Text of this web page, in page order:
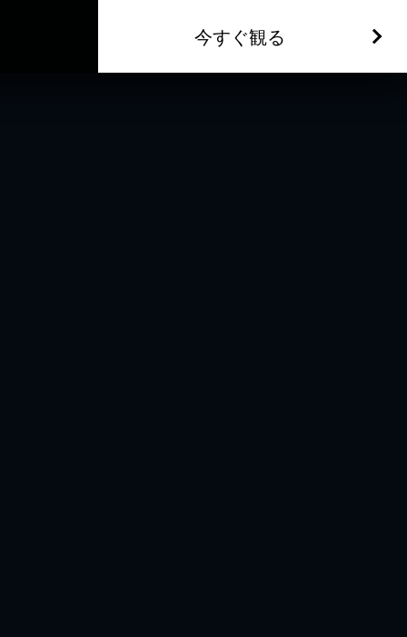
今すぐ観る